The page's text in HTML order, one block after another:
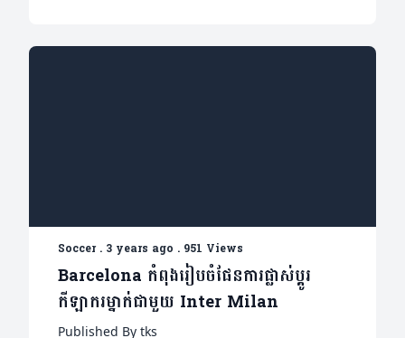
Soccer. 3 years ago . 951 Views
Barcelona កំពុងរៀបចំផែនការផ្លាស់ប្តូរ
កីឡាករម្នាក់ជាមួយ Inter Milan
Published By tks